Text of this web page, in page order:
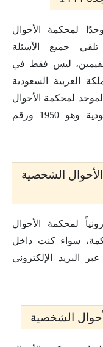
لمحكمة الأحوال
جميع الأسئلة
ليس فقط في
العربية السعودية
لمحكمة الأحوال
الشخصية داخل المملكة العربية السعودية وهو 1950 ورقم
الشخصية
لمحكمة الأحوال
سواء كنت داخل
البريد الإلكتروني
الشخصية